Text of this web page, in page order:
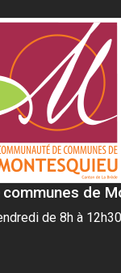
de
de 8h à